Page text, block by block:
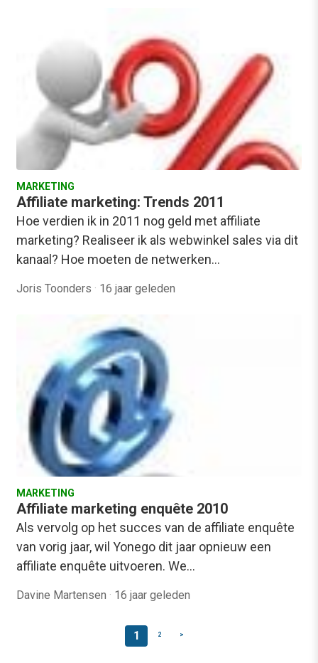
MARKETING
Affiliate marketing: Trends 2011
Hoe verdien ik in 2011 nog geld met affiliate
marketing? Realiseer ik als webwinkel sales via dit
kanaal? Hoe moeten de netwerken…
Joris Toonders · 16 jaar geleden
MARKETING
Affiliate marketing enquête 2010
Als vervolg op het succes van de affiliate enquête
van vorig jaar, wil Yonego dit jaar opnieuw een
affiliate enquête uitvoeren. We…
Davine Martensen · 16 jaar geleden
1 2 >